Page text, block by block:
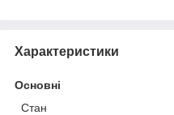
Характеристики
Основні
Стан